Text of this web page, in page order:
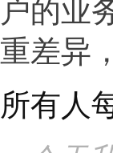
秉承
要去
赋能